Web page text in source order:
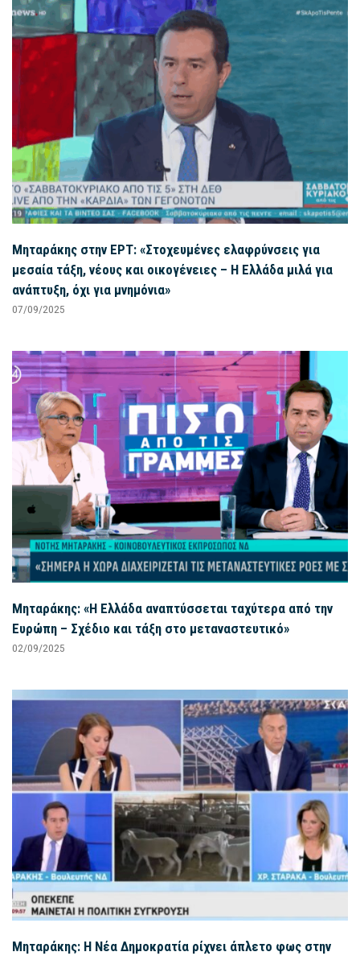
Μηταράκης στην ΕΡΤ: «Στοχευμένες ελαφρύνσεις για
μεσαία τάξη, νέους και οικογένειες – Η Ελλάδα μιλά για
ανάπτυξη, όχι για μνημόνια»
07/09/2025
Μηταράκης: «Η Ελλάδα αναπτύσσεται ταχύτερα από την
Ευρώπη – Σχέδιο και τάξη στο μεταναστευτικό»
02/09/2025
Μηταράκης: Η Νέα Δημοκρατία ρίχνει άπλετο φως στην